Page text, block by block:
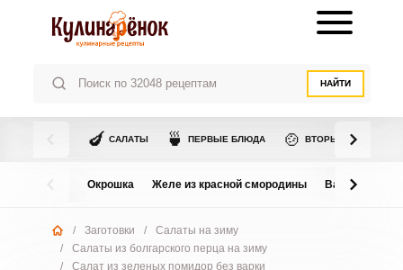
НАЙТИ
🍆 САЛАТЫ 🍵 ПЕРВЫЕ БЛЮДА 🍲 ВТОРЫЕ БЛЮДА
Окрошка Желе из красной смородины Варенье из
/ Заготовки /
Салаты на зиму
/
Салаты из болгарского перца на зиму
/
Салат из зеленых помидор без варки